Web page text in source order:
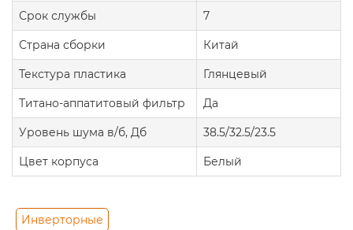
Срок службы 7
Страна сборки Китай
Текстура пластика Глянцевый
Титано-аппатитовый фильтр Да
Уровень шума в/б, Дб 38.5/32.5/23.5
Цвет корпуса Белый
Инверторные